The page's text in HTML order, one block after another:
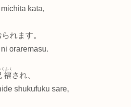
kata,
れます。
oraremasu.
福
くふく
され、
shukufuku sare,